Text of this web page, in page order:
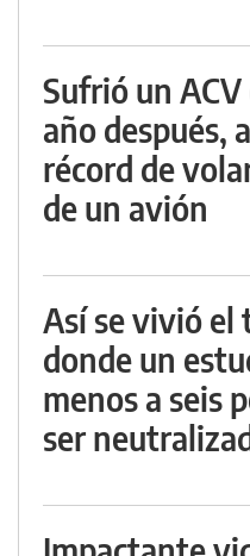
Sufrió un
año después,
récord de
de un avión
Así se vivió el
donde un
menos a seis
ser